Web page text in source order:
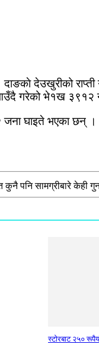
दाङकाे देउखुरीको
गरेको भे१ख ३९१२
जना घाइते भएका
कुनै पनि सामग्रीबारे केही
स्टाेरबाट २५०